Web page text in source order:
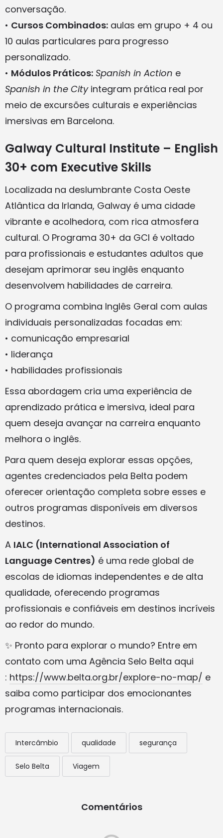
conversação.
• Cursos Combinados: aulas em grupo + 4 ou
10 aulas particulares para progresso
personalizado.
• Módulos Práticos: Spanish in Action e
Spanish in the Cityintegram prática real por
meio de excursões culturais e experiências
imersivas em Barcelona.
Galway Cultural Institute – English
30+ com Executive Skills
Localizada na deslumbrante Costa Oeste
Atlântica da Irlanda, Galway é uma cidade
vibrante e acolhedora, com rica atmosfera
cultural. O Programa 30+ da GCI é voltado
para profissionais e estudantes adultos que
desejam aprimorar seu inglês enquanto
desenvolvem habilidades de carreira.
O programa combina Inglês Geral com aulas
individuais personalizadas focadas em:
• comunicação empresarial
• liderança
• habilidades profissionais
Essa abordagem cria uma experiência de
aprendizado prática e imersiva, ideal para
quem deseja avançar na carreira enquanto
melhora o inglês.
Para quem deseja explorar essas opções,
agentes credenciados pela Belta podem
oferecer orientação completa sobre esses e
outros programas disponíveis em diversos
destinos.
A IALC (International Association of
Language Centres) é uma rede global de
escolas de idiomas independentes e de alta
qualidade, oferecendo programas
profissionais e confiáveis em destinos incríveis
ao redor do mundo.
✨ Pronto para explorar o mundo? Entre em
contato com uma Agência Selo Belta aqui
: https://www.belta.org.br/explore-no-map/ e
saiba como participar dos emocionantes
programas internacionais.
Intercâmbio qualidade segurança
Selo Belta Viagem
Comentários